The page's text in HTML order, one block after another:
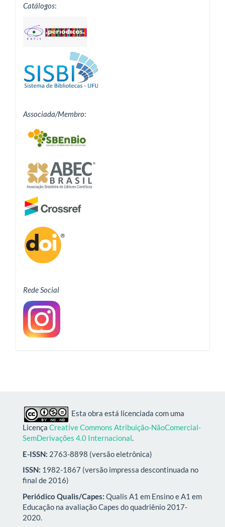
Catálogos:
Associada/Membro:
Rede Social
Esta obra está licenciada com uma
Licença Creative Commons Atribuição-NãoComercial-
SemDerivações 4.0 Internacional.
E-ISSN: 2763-8898 (versão eletrônica)
ISSN: 1982-1867 (versão impressa descontinuada no
final de 2016)
Periódico Qualis/Capes: Qualis A1 em Ensino e A1 em
Educação na avaliação Capes do quadriênio 2017-
2020.